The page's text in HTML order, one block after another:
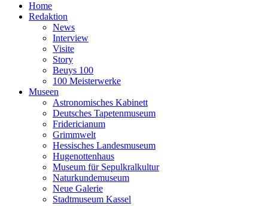
Home
Redaktion
News
Interview
Visite
Story
Beuys 100
100 Meisterwerke
Museen
Astronomisches Kabinett
Deutsches Tapetenmuseum
Fridericianum
Grimmwelt
Hessisches Landesmuseum
Hugenottenhaus
Museum für Sepulkralkultur
Naturkundemuseum
Neue Galerie
Stadtmuseum Kassel